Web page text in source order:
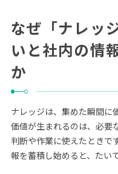
なぜ「ナレッ
いと社内の情
か
ナレッジは、集めた瞬間に
価値が生まれるのは、必要
判断や作業に使えたときで
報を蓄積し始めると、たい